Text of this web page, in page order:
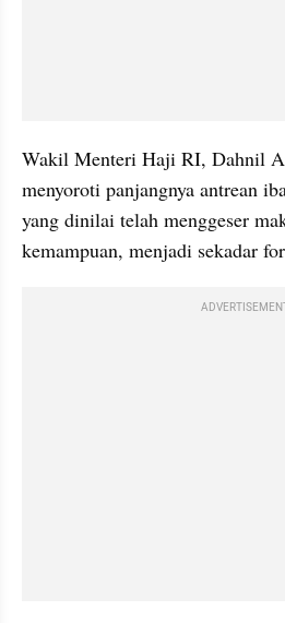
Wakil Menteri Haji RI, Dahnil
menyoroti panjangnya antrean
yang dinilai telah menggeser
kemampuan, menjadi sekadar